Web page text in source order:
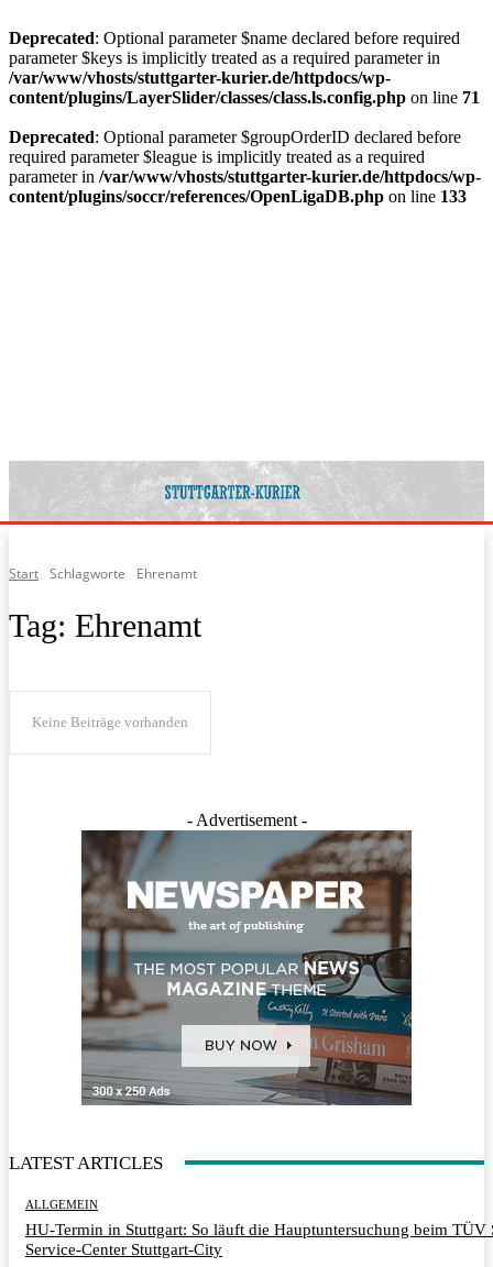
Deprecated: Optional parameter $name declared before required
parameter $keys is implicitly treated as a required parameter in
/var/www/vhosts/stuttgarter-kurier.de/httpdocs/wp-
content/plugins/LayerSlider/classes/class.ls.config.php on line 71
Deprecated: Optional parameter $groupOrderID declared before
required parameter $league is implicitly treated as a required
parameter in /var/www/vhosts/stuttgarter-kurier.de/httpdocs/wp-
content/plugins/soccr/references/OpenLigaDB.php on line 133
Start Schlagworte Ehrenamt
Tag: Ehrenamt
Keine Beiträge vorhanden
- Advertisement -
LATEST ARTICLES
ALLGEMEIN
HU-Termin in Stuttgart: So läuft die Hauptuntersuchung beim TÜV
Service-Center Stuttgart-City